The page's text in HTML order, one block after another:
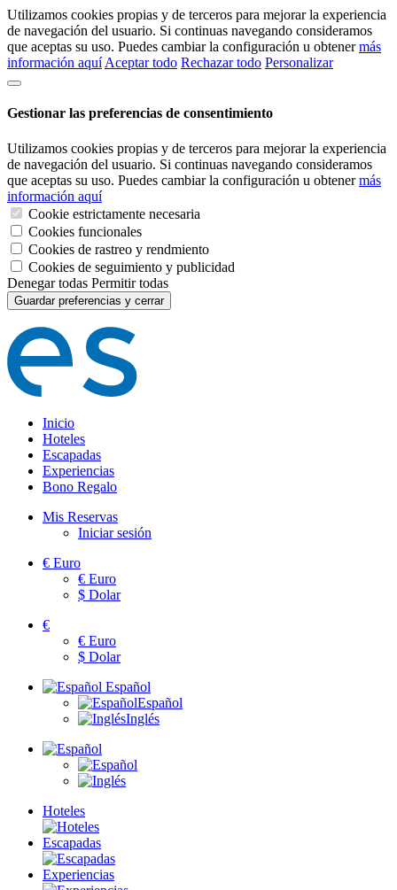
Utilizamos cookies propias y de terceros para mejorar la experiencia
de navegación del usuario. Si continuas navegando consideramos
que aceptas su uso. Puedes cambiar la configuración u obtenermás
información aquí Aceptar todo Rechazar todo Personalizar
Gestionar las preferencias de consentimiento
Utilizamos cookies propias y de terceros para mejorar la experiencia
de navegación del usuario. Si continuas navegando consideramos
que aceptas su uso. Puedes cambiar la configuración u obtenermás
información aquí
Cookie estrictamente necesaria
Cookies funcionales
Cookies de rastreo y rendmiento
Cookies de seguimiento y publicidad
Denegar todas Permitir todas
Guardar preferencias y cerrar
Inicio
Hoteles
Escapadas
Experiencias
Bono Regalo
Mis Reservas
Iniciar sesión
€ Euro
€ Euro
$ Dolar
€
€ Euro
$ Dolar
Español
Español
Inglés
Hoteles
Escapadas
Experiencias